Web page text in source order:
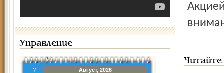
Управление
?
Август, 2026
Акцией на площади Юности люди хотят ещё раз привлечь